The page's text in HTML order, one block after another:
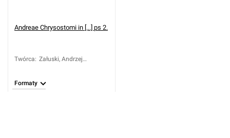
Andreae Chrysostomi in [...] ps 2.
Twórca: Załuski, Andrzej
Formaty